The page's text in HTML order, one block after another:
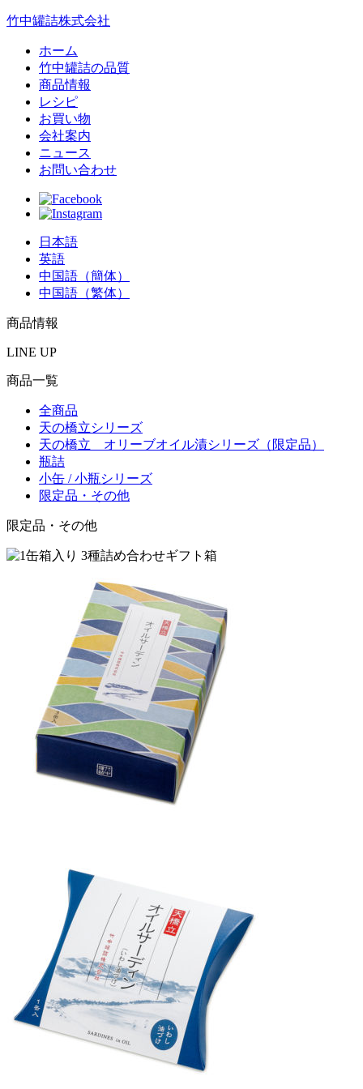
竹中罐詰株式会社
ホーム
竹中罐詰の品質
商品情報
レシピ
お買い物
会社案内
ニュース
お問い合わせ
日本語
英語
中国語（簡体）
中国語（繁体）
商品情報
LINE UP
商品一覧
全商品
天の橋立シリーズ
天の橋立 オリーブオイル漬シリーズ（限定品）
瓶詰
小缶 / 小瓶シリーズ
限定品・その他
限定品・その他